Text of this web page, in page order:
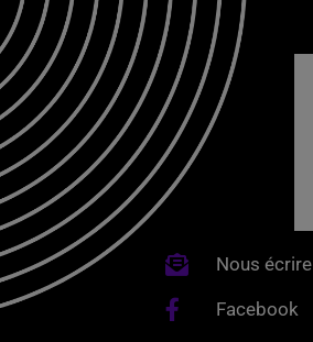
Nous écrire
Facebook